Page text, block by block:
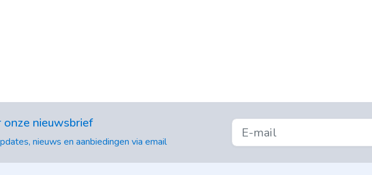
onze nieuwsbrief
nieuws en aanbiedingen via email